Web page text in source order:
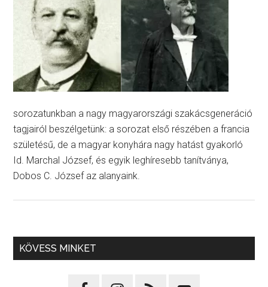
sorozatunkban a nagy magyarországi szakácsgeneráció
tagjairól beszélgetünk: a sorozat első részében a francia
születésű, de a magyar konyhára nagy hatást gyakorló
Id. Marchal József, és egyik leghíresebb tanítványa,
Dobos C. József az alanyaink.
KÖVESS MINKET